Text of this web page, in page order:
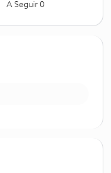
A Seguir 0